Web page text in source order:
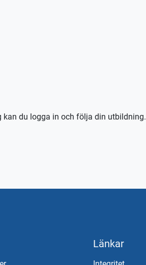
hjälper vi er.
kan du logga in och följa din utbildning.
Länkar